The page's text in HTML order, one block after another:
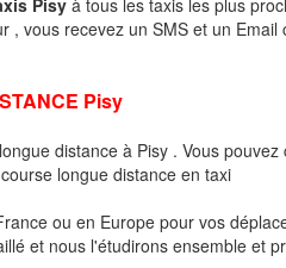
Pisy à tous les taxis les plus
, vous recevez un SMS et un
Pisy
distance à Pisy . Vous
longue distance en taxi
ou en Europe pour vos
et nous l'étudirons ensemble et